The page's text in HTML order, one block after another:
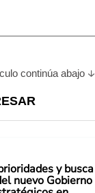
continúa abajo
y busca
nuevo Gobierno